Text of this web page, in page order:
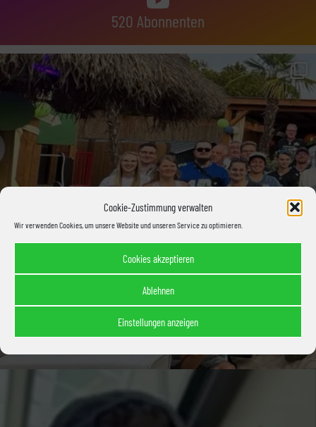
Cookie-Zustimmung verwalten
Wir verwenden Cookies, um unsere Website und unseren Service zu optimieren.
Cookies akzeptieren
Ablehnen
Einstellungen anzeigen
520 Abonnenten